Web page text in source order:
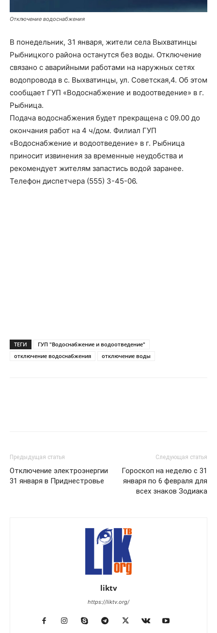
Отключение водоснабжения
В понедельник, 31 января, жители села Выхватинцы
Рыбницкого района останутся без воды. Отключение
связано с аварийными работами на наружных сетях
водопровода в с. Выхватинцы, ул. Советская,4. Об этом
сообщает ГУП «Водоснабжение и водоотведение» в г.
Рыбница.
Подача водоснабжения будет прекращена с 09.00 до
окончания работ на 4 ч/дом. Филиал ГУП
«Водоснабжение и водоотведение» в г. Рыбница
приносит извинения за временные неудобства и
рекомендует жителям запастись водой заранее.
Телефон диспетчера (555) 3-45-06.
ТЕГИ
ГУП "Водоснабжение и водоотведение"
отключение водоснабжения
отключение воды
Предыдущая статья
Отключение электроэнергии
31 января в Приднестровье
Следующая статья
Гороскоп на неделю с 31
января по 6 февраля для
всех знаков Зодиака
liktv
https://liktv.org/